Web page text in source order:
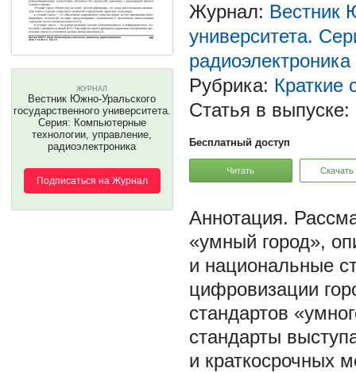
ЖУРНАЛ
Вестник Южно-Уральского
государственного университета.
Серия: Компьютерные
технологии, управление,
радиоэлектроника
Подписаться на Журнал
Журнал: Вестник
университета.
радиоэлектроника
Рубрика: Краткие
Статья в выпуске:
Бесплатный доступ
Читать Скачать
«умный город»,
и национальные
цифровизации
стандартов
стандарты
и краткосрочных